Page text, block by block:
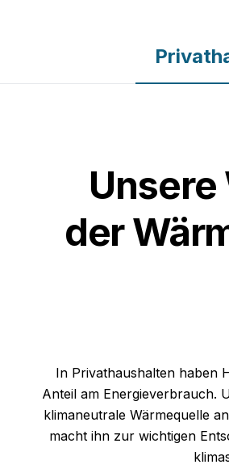
der
In Privathaushalten haben
Anteil am Energieverbrauch.
klimaneutrale Wärmequelle
macht ihn zur wichtigen